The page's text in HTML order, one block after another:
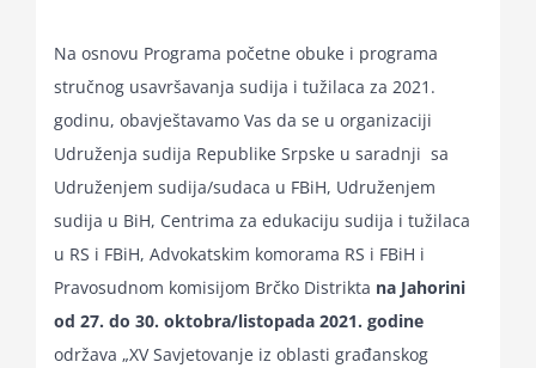
SearchNa osnovu Programa početne obuke i programa
stručnog usavršavanja sudija i tužilaca za 2021.
godinu, obavještavamo Vas da se u organizaciji
Udruženja sudija Republike Srpske u saradnji sa
Udruženjem sudija/sudaca u FBiH, Udruženjem
sudija u BiH, Centrima za edukaciju sudija i tužilaca
u RS i FBiH, Advokatskim komorama RS i FBiH i
Pravosudnom komisijom Brčko Distrikta na Jahorini
od 27. do 30. oktobra/listopada 2021. godine
održava „XV Savjetovanje iz oblasti građanskog